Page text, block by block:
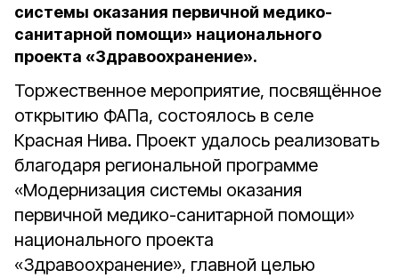
системы оказания первичной медико-
санитарной помощи» национального
проекта «Здравоохранение».
Торжественное мероприятие, посвящённое
открытию ФАПа, состоялось в селе
Красная Нива. Проект удалось реализовать
благодаря региональной программе
«Модернизация системы оказания
первичной медико-санитарной помощи»
национального проекта
«Здравоохранение», главной целью